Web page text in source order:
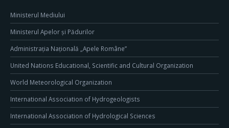
Ministerul Mediului
Ministerul Apelor și Pădurilor
Administrația Națională „Apele Române”
United Nations Educational, Scientific and Cultural Organization
World Meteorological Organization
International Association of Hydrogeologists
International Association of Hydrological Sciences